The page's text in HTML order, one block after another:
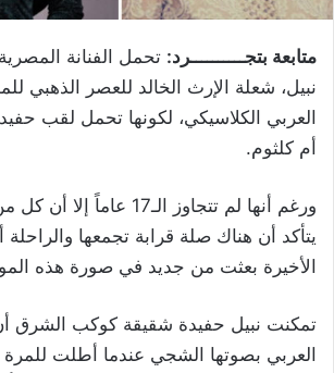
متابعة بتجــــــــــرد: تحمل الفنانة
نبيل، شعلة الإرث الخالد للعصر الذهبي
العربي الكلاسيكي، لكونها تحمل لقب
أم كلثوم.
ورغم أنها لم تتجاوز الـ17
يتأكد أن هناك صلة قرابة تجمعها والراحلة
الأخيرة بعثت من جديد في صورة هذه
تمكنت نبيل حفيدة شقيقة كوكب الشرق
العربي بصوتها الشجي عندما أطلت للمرة